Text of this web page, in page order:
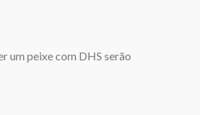
um peixe com DHS serão